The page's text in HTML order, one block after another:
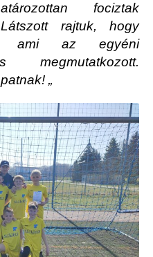
fociztak
rajtuk, hogy
ami az egyéni
megmutatkozott.
„